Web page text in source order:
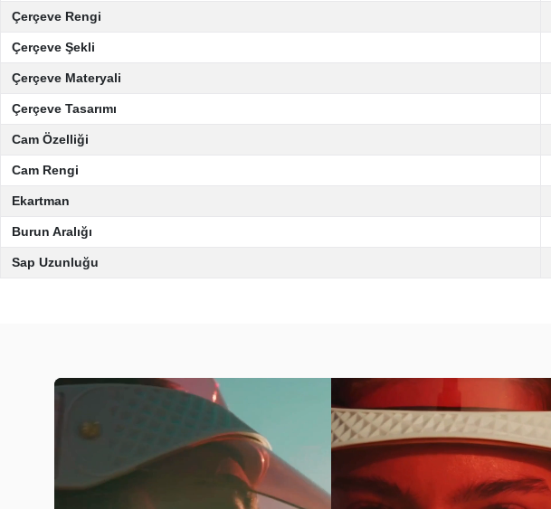
Çerçeve Rengi
Çerçeve Şekli
Çerçeve Materyali
Çerçeve Tasarımı
Cam Özelliği
Cam Rengi
Ekartman
Burun Aralığı
Sap Uzunluğu